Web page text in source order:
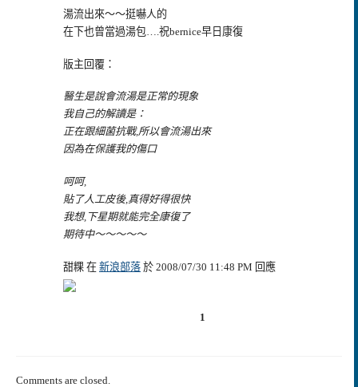
湯流出來～～挺嚇人的
在下也曾當過湯包….祝bernice早日康復
版主回覆：
醫生是說會流湯是正常的現象
我自己的解讀是：
正在跟細菌抗戰,所以會流湯出來
因為在保護我的傷口
呵呵,
貼了人工皮後,真得好得很快
我想,下星期就能完全康復了
期待中～～～～～
甜粿 在 新浪部落 於 2008/07/30 11:48 PM 回應
1
Comments are closed.